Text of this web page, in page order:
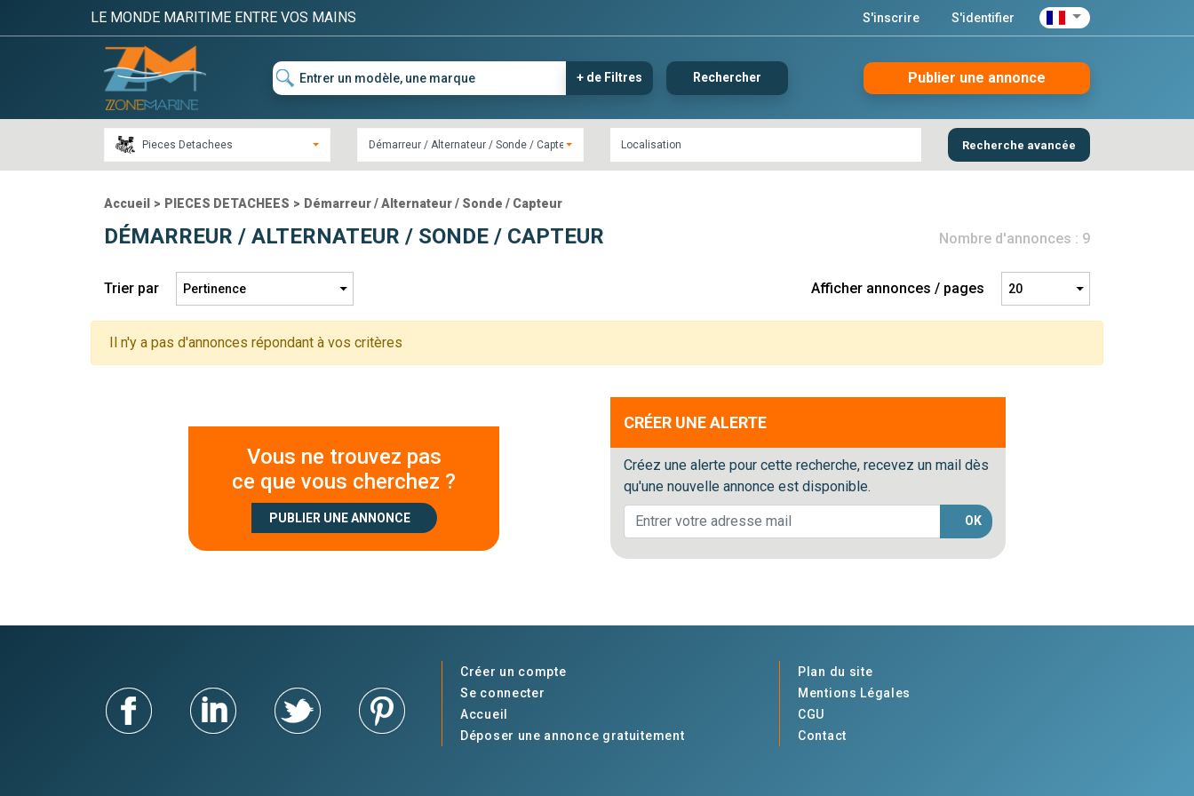
LE MONDE MARITIME ENTRE VOS MAINS S'inscrire S'identifier
+ de Filtres Rechercher Publier une annonce
Pieces Detachees Démarreur / Alternateur / Sonde / Capteur Recherche avancée
Accueil > PIECES DETACHEES > Démarreur / Alternateur / Sonde / Capteur
DÉMARREUR / ALTERNATEUR / SONDE / CAPTEUR Nombre d'annonces : 9
Trier par Afficher annonces / pages
Il n'y a pas d'annonces répondant à vos critères
Vous ne trouvez pas
ce que vous cherchez ?
PUBLIER UNE ANNONCE
CRÉER UNE ALERTE
Créez une alerte pour cette recherche, recevez un mail dès
qu'une nouvelle annonce est disponible.
OK
Créer un compte
Se connecter
Accueil
Déposer une annonce gratuitement
Plan du site
Mentions Légales
CGU
Contact